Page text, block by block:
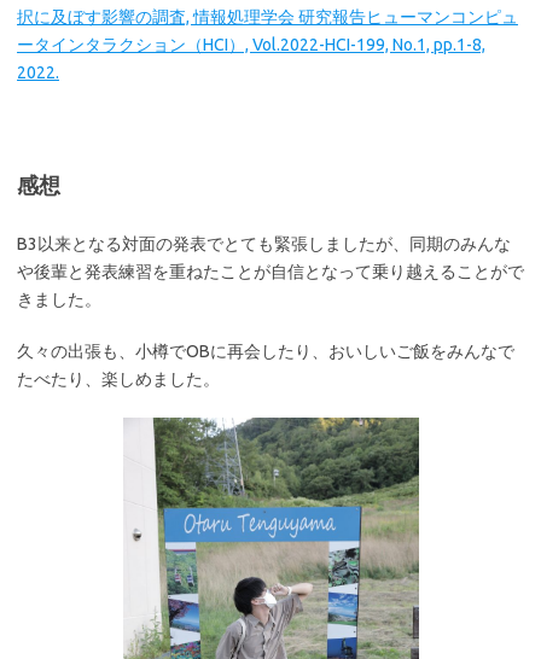
択に及ぼす影響の調査, 情報処理学会 研究報告ヒューマンコンピュ
ータインタラクション（HCI）, Vol.2022-HCI-199, No.1, pp.1-8,
2022.
感想
B3以来となる対面の発表でとても緊張しましたが、同期のみんな
や後輩と発表練習を重ねたことが自信となって乗り越えることがで
きました。
久々の出張も、小樽でOBに再会したり、おいしいご飯をみんなで
たべたり、楽しめました。